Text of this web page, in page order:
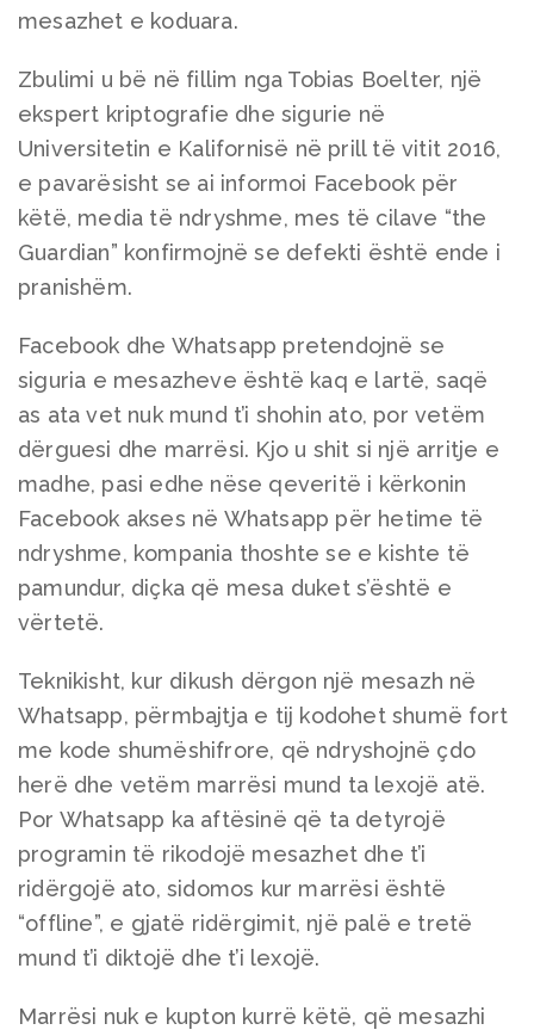
mesazhet e koduara.
Zbulimi u bë në fillim nga Tobias Boelter, një
ekspert kriptografie dhe sigurie në
Universitetin e Kalifornisë në prill të vitit 2016,
e pavarësisht se ai informoi Facebook për
këtë, media të ndryshme, mes të cilave “the
Guardian” konfirmojnë se defekti është ende i
pranishëm.
Facebook dhe Whatsapp pretendojnë se
siguria e mesazheve është kaq e lartë, saqë
as ata vet nuk mund t’i shohin ato, por vetëm
dërguesi dhe marrësi. Kjo u shit si një arritje e
madhe, pasi edhe nëse qeveritë i kërkonin
Facebook akses në Whatsapp për hetime të
ndryshme, kompania thoshte se e kishte të
pamundur, diçka që mesa duket s’është e
vërtetë.
Teknikisht, kur dikush dërgon një mesazh në
Whatsapp, përmbajtja e tij kodohet shumë fort
me kode shumëshifrore, që ndryshojnë çdo
herë dhe vetëm marrësi mund ta lexojë atë.
Por Whatsapp ka aftësinë që ta detyrojë
programin të rikodojë mesazhet dhe t’i
ridërgojë ato, sidomos kur marrësi është
“offline”, e gjatë ridërgimit, një palë e tretë
mund t’i diktojë dhe t’i lexojë.
Marrësi nuk e kupton kurrë këtë, që mesazhi